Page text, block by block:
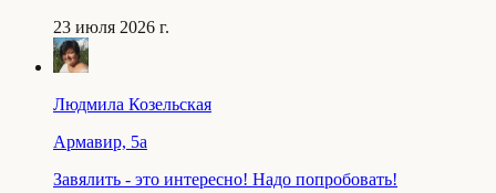
23 июля 2026 г.
Людмила Козельская
Армавир, 5a
Завялить - это интересно! Надо попробовать!